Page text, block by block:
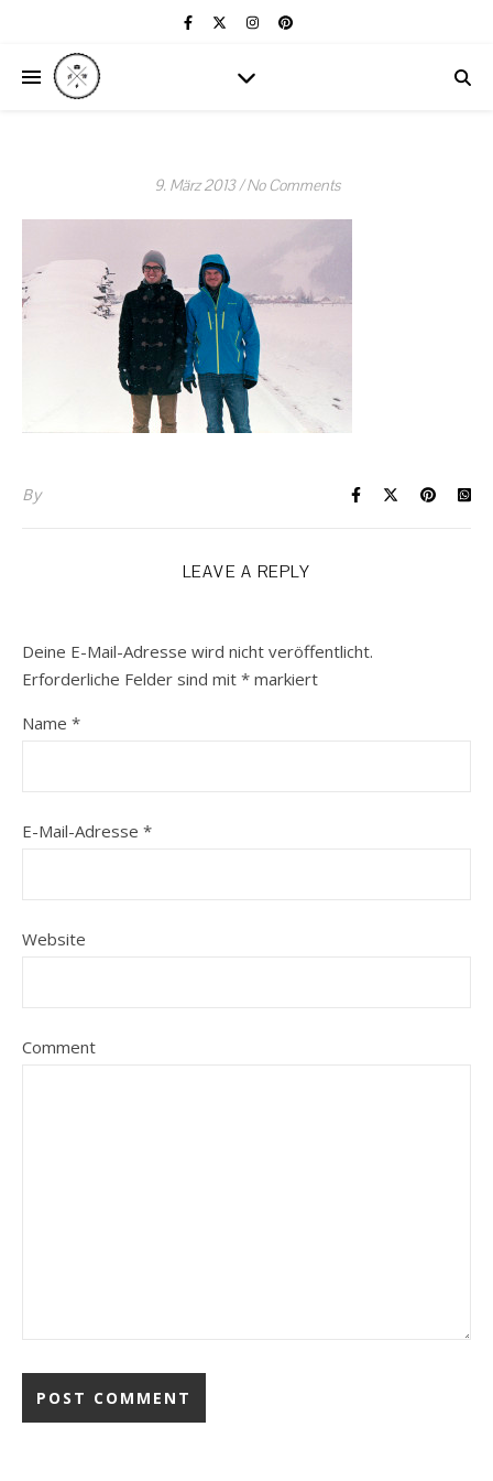
9. März 2013/No Comments
By
LEAVE A REPLY
Deine E-Mail-Adresse wird nicht veröffentlicht.
Erforderliche Felder sind mit * markiert
Name *
E-Mail-Adresse *
Website
Comment